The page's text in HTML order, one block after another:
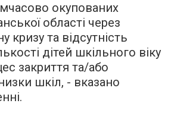
окупованих
області через
кризу та відсутність
дітей шкільного віку
закриття та/або
шкіл, - вказано